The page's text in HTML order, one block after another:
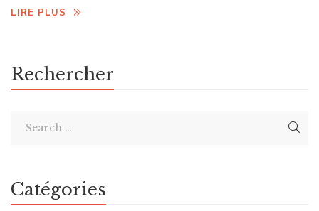
LIRE PLUS
Rechercher
Catégories